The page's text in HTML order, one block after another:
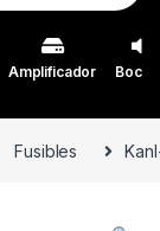
Amplificador
Fusibles